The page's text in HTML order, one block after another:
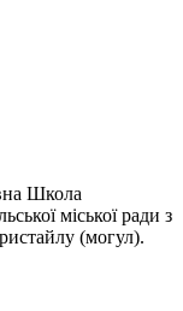
Школа
міської ради з
(могул).